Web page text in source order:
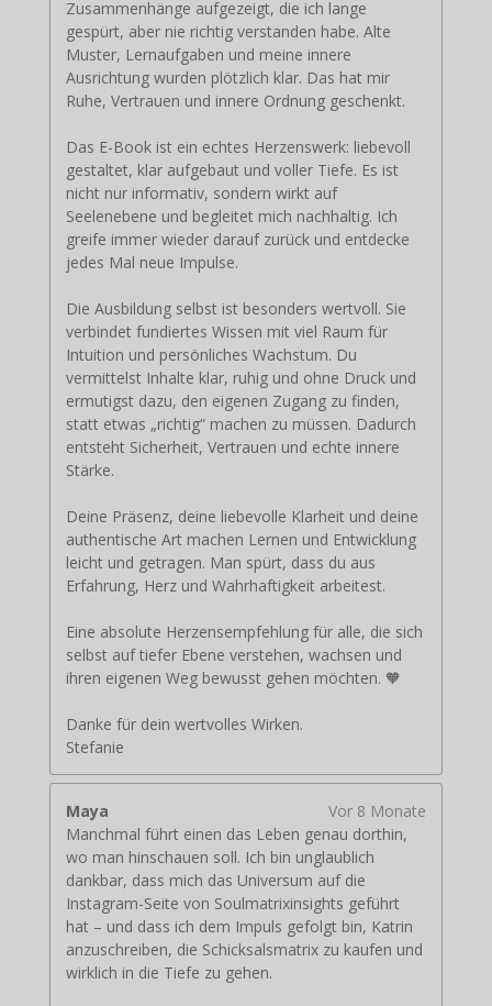
Zusammenhänge aufgezeigt, die ich lange
gespürt, aber nie richtig verstanden habe. Alte
Muster, Lernaufgaben und meine innere
Ausrichtung wurden plötzlich klar. Das hat mir
Ruhe, Vertrauen und innere Ordnung geschenkt.
Das E-Book ist ein echtes Herzenswerk: liebevoll
gestaltet, klar aufgebaut und voller Tiefe. Es ist
nicht nur informativ, sondern wirkt auf
Seelenebene und begleitet mich nachhaltig. Ich
greife immer wieder darauf zurück und entdecke
jedes Mal neue Impulse.
Die Ausbildung selbst ist besonders wertvoll. Sie
verbindet fundiertes Wissen mit viel Raum für
Intuition und persönliches Wachstum. Du
vermittelst Inhalte klar, ruhig und ohne Druck und
ermutigst dazu, den eigenen Zugang zu finden,
statt etwas „richtig“ machen zu müssen. Dadurch
entsteht Sicherheit, Vertrauen und echte innere
Stärke.
Deine Präsenz, deine liebevolle Klarheit und deine
authentische Art machen Lernen und Entwicklung
leicht und getragen. Man spürt, dass du aus
Erfahrung, Herz und Wahrhaftigkeit arbeitest.
Eine absolute Herzensempfehlung für alle, die sich
selbst auf tiefer Ebene verstehen, wachsen und
ihren eigenen Weg bewusst gehen möchten. 🧡
Danke für dein wertvolles Wirken.
Stefanie
Maya
Vor 8 Monate
Manchmal führt einen das Leben genau dorthin,
wo man hinschauen soll. Ich bin unglaublich
dankbar, dass mich das Universum auf die
Instagram-Seite von Soulmatrixinsights geführt
hat – und dass ich dem Impuls gefolgt bin, Katrin
anzuschreiben, die Schicksalsmatrix zu kaufen und
wirklich in die Tiefe zu gehen.